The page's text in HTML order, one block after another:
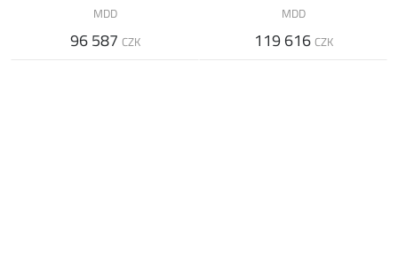
MDD
96 587 CZK
MDD
119 616 CZK